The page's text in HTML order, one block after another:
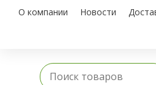
О компании Новости